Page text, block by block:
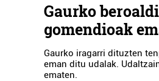
Gaurko
gomendioak
Gaurko iragarri dituzten
eman ditu udalak.
ematen.